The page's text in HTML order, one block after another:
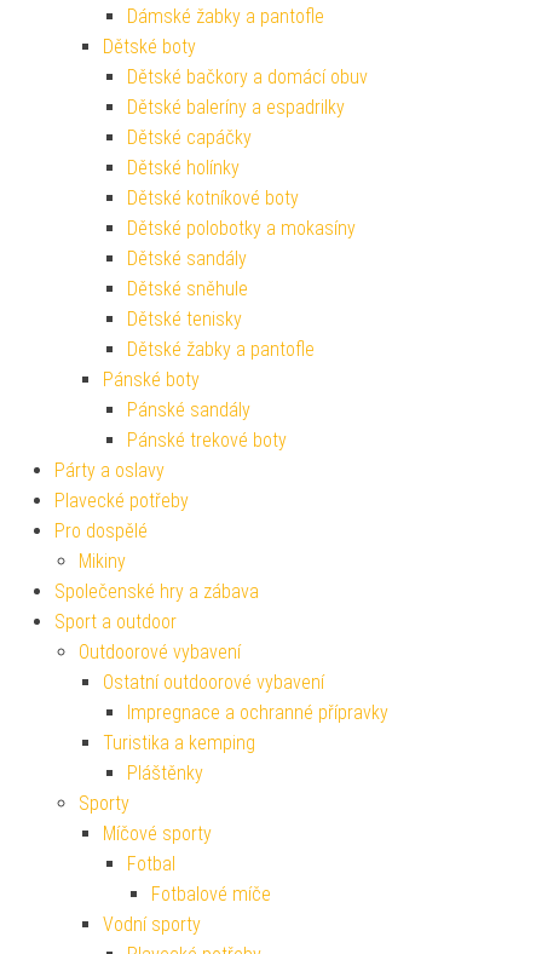
Dámské žabky a pantofle
Dětské boty
Dětské bačkory a domácí obuv
Dětské baleríny a espadrilky
Dětské capáčky
Dětské holínky
Dětské kotníkové boty
Dětské polobotky a mokasíny
Dětské sandály
Dětské sněhule
Dětské tenisky
Dětské žabky a pantofle
Pánské boty
Pánské sandály
Pánské trekové boty
Párty a oslavy
Plavecké potřeby
Pro dospělé
Mikiny
Společenské hry a zábava
Sport a outdoor
Outdoorové vybavení
Ostatní outdoorové vybavení
Impregnace a ochranné přípravky
Turistika a kemping
Pláštěnky
Sporty
Míčové sporty
Fotbal
Fotbalové míče
Vodní sporty